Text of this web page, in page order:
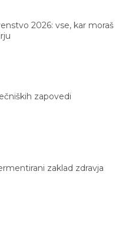
2026: vse, kar moraš
zapovedi
zaklad zdravja